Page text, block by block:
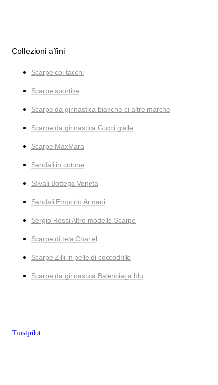
Collezioni affini
Scarpe coi tacchi
Scarpe sportive
Scarpe da ginnastica bianche di altre marche
Scarpe da ginnastica Gucci gialle
Scarpe MaxMara
Sandali in cotone
Stivali Bottega Veneta
Sandali Emporio Armani
Sergio Rossi Altro modello Scarpe
Scarpe di tela Chanel
Scarpe Zilli in pelle di coccodrillo
Scarpe da ginnastica Balenciaga blu
Trustpilot